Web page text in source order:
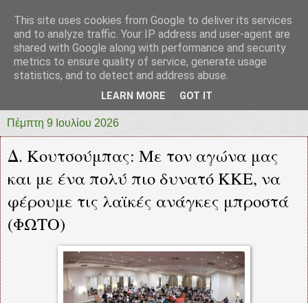
prototypia
"ΠΡΩΤΟΤΥΠΙΑ" * ΑΝΕΞΑΡΤΗΤΗ-ΗΛΕΚΤΡΟΝΙΚΗ-
Πέμπτη 9 Ιουλίου 2026
Δ. Κουτσούμπας: Με τον αγώνα μας
και με ένα πολύ πιο δυνατό ΚΚΕ, να
φέρουμε τις λαϊκές ανάγκες μπροστά
(ΦΩΤΟ)
This site uses cookies from Google to deliver its services
and to analyze traffic. Your IP address and user-agent are
shared with Google along with performance and security
metrics to ensure quality of service, generate usage
statistics, and to detect and address abuse.
LEARN MORE GOT IT